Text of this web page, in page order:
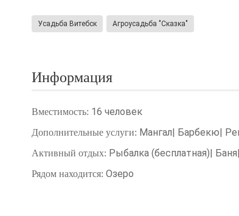
Усадьба Витебск Агроусадьба "Сказка"
Информация
Вместимость: 16 человек
Дополнительные услуги: Мангал| Барбекю|
Активный отдых: Рыбалка (бесплатная)|
Рядом находится: Озеро